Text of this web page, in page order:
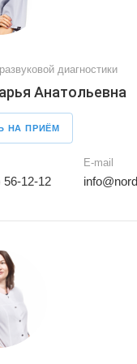
диагностики
Анатольевна
НА ПРИЁМ
56-12-12
E-mail